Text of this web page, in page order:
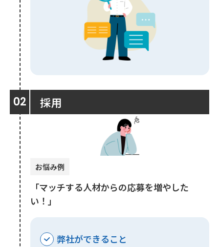
採用
お悩み例
「マッチする人材からの応募を増やした
い！」
弊社ができること